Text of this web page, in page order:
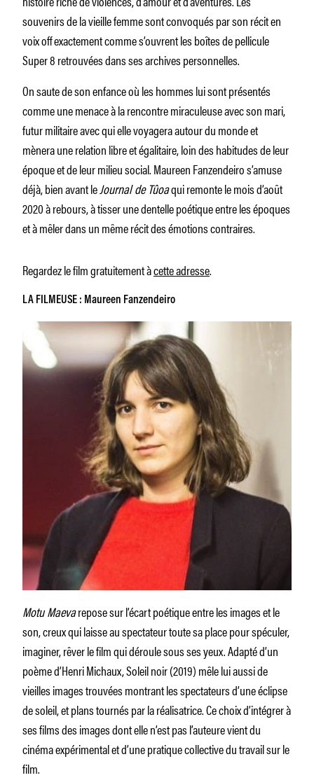
souvenirs de la vieille femme sont convoqués par son récit en
voix off exactement comme s’ouvrent les boîtes de pellicule
Super 8 retrouvées dans ses archives personnelles.
On saute de son enfance où les hommes lui sont présentés
comme une menace à la rencontre miraculeuse avec son mari,
futur militaire avec qui elle voyagera autour du monde et
mènera une relation libre et égalitaire, loin des habitudes de leur
époque et de leur milieu social. Maureen Fanzendeiro s’amuse
déjà, bien avant leJournal de Tûoaqui remonte le mois d’août
2020 à rebours, à tisser une dentelle poétique entre les époques
et à mêler dans un même récit des émotions contraires.
Regardez le film gratuitement àcette adresse.
LA FILMEUSE : Maureen Fanzendeiro
Motu Maevarepose sur l’écart poétique entre les images et le
son, creux qui laisse au spectateur toute sa place pour spéculer,
imaginer, rêver le film qui déroule sous ses yeux. Adapté d’un
poème d’Henri Michaux, Soleil noir (2019) mêle lui aussi de
vieilles images trouvées montrant les spectateurs d’une éclipse
de soleil, et plans tournés par la réalisatrice. Ce choix d’intégrer à
ses films des images dont elle n’est pas l’auteure vient du
cinéma expérimental et d’une pratique collective du travail sur le
film.